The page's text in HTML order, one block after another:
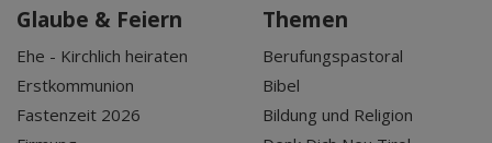
Glaube & Feiern
Ehe - Kirchlich heiraten
Erstkommunion
Fastenzeit 2026
Themen
Berufungspastoral
Bibel
Bildung und Religion